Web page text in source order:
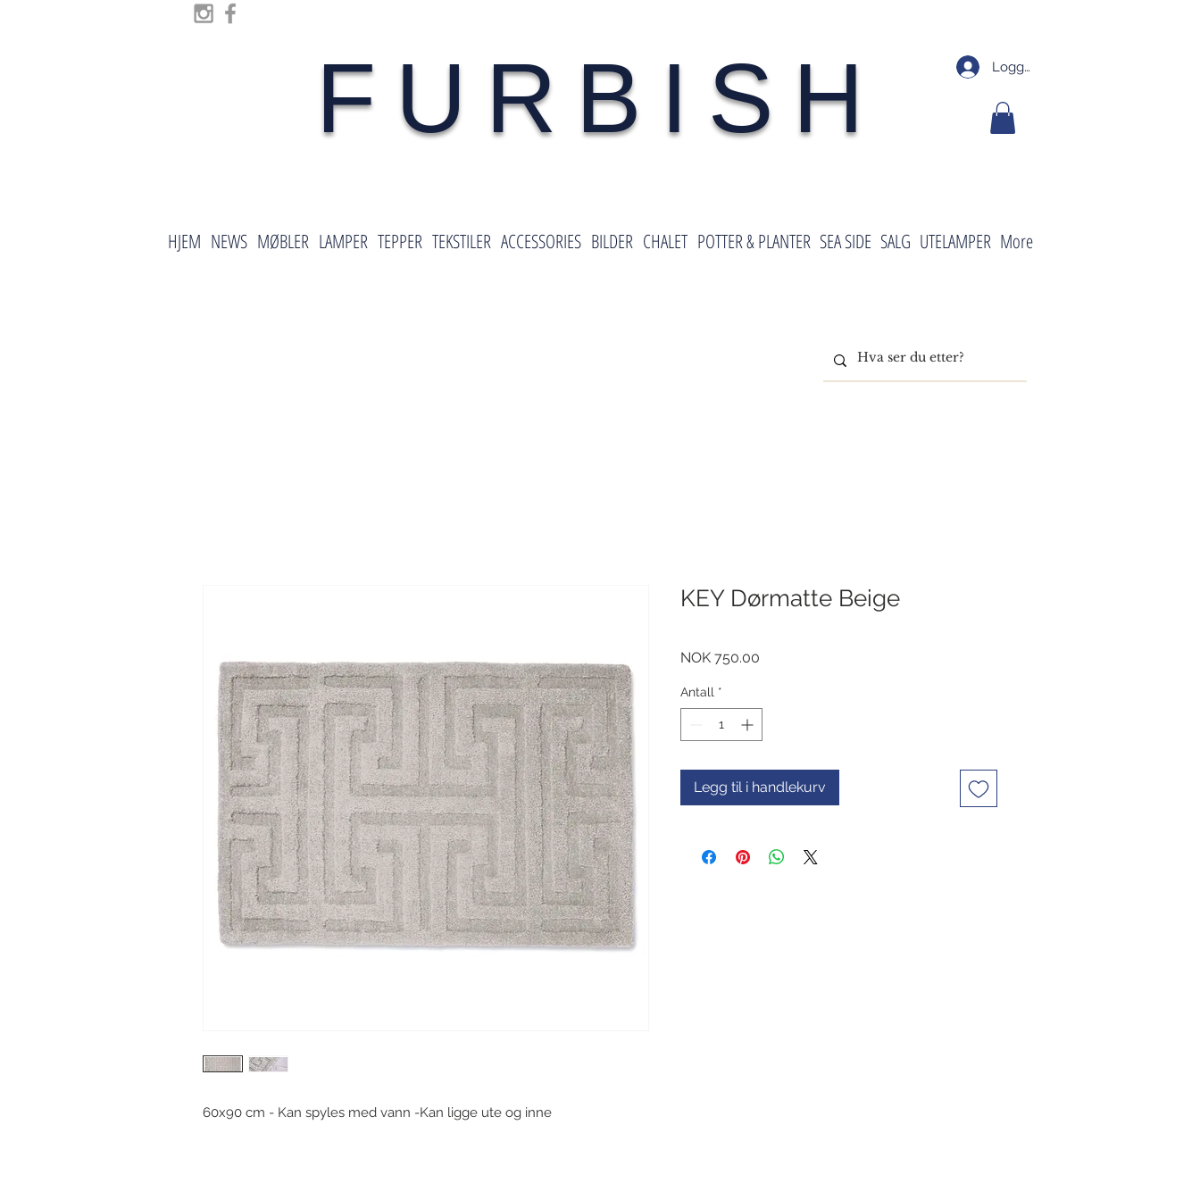
FURBISH Logg inn
HJEM NEWS MØBLER LAMPER TEPPER TEKSTILER ACCESSORIES BILDER CHALET POTTER & PLANTER SEA SIDE SALG UTELAMPER More
60x90 cm - Kan spyles med vann -Kan ligge ute og inne
KEY Dørmatte Beige
NOK 750.00
Antall *
Legg til i handlekurv